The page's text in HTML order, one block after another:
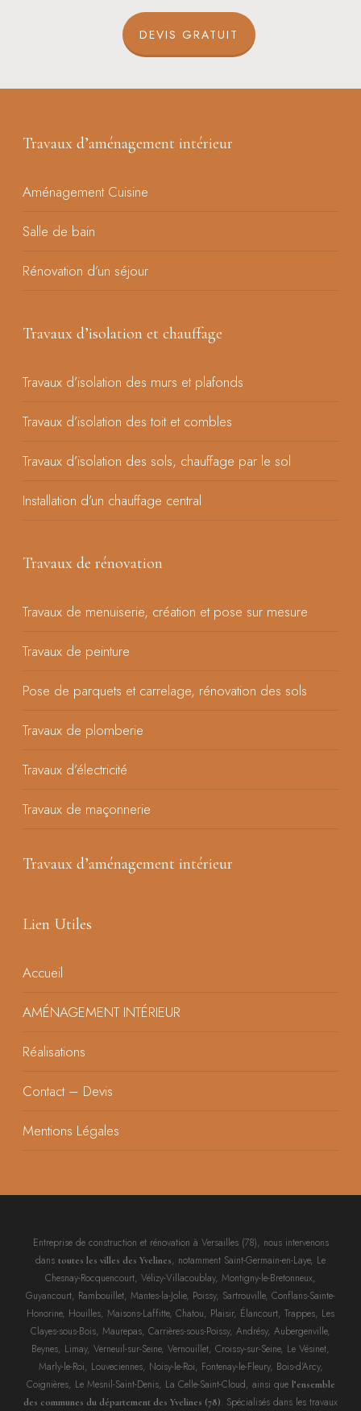
DEVIS GRATUIT
Travaux d’aménagement intérieur
Aménagement Cuisine
Salle de bain
Rénovation d’un séjour
Travaux d’isolation et chauffage
Travaux d’isolation des murs et plafonds
Travaux d’isolation des toit et combles
Travaux d’isolation des sols, chauffage par le sol
Installation d’un chauffage central
Travaux de rénovation
Travaux de menuiserie, création et pose sur mesure
Travaux de peinture
Pose de parquets et carrelage, rénovation des sols
Travaux de plomberie
Travaux d’électricité
Travaux de maçonnerie
Travaux d’aménagement intérieur
Lien Utiles
Accueil
AMÉNAGEMENT INTÉRIEUR
Réalisations
Contact – Devis
Mentions Légales
Entreprise de construction et rénovation à Versailles (78), nous intervenons
dans toutes les villes des Yvelines, notamment Saint-Germain-en-Laye, Le
Chesnay-Rocquencourt, Vélizy-Villacoublay, Montigny-le-Bretonneux,
Guyancourt, Rambouillet, Mantes-la-Jolie, Poissy, Sartrouville, Conflans-Sainte-
Honorine, Houilles, Maisons-Laffitte, Chatou, Plaisir, Élancourt, Trappes, Les
Clayes-sous-Bois, Maurepas, Carrières-sous-Poissy, Andrésy, Aubergenville,
Beynes, Limay, Verneuil-sur-Seine, Vernouillet, Croissy-sur-Seine, Le Vésinet,
Marly-le-Roi, Louveciennes, Noisy-le-Roi, Fontenay-le-Fleury, Bois-d’Arcy,
Coignières, Le Mesnil-Saint-Denis, La Celle-Saint-Cloud, ainsi que l’ensemble
des communes du département des Yvelines (78). Spécialisés dans les travaux